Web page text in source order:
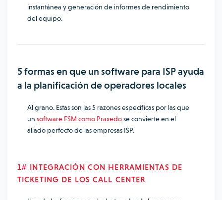
instantánea y generación de informes de rendimiento
del equipo.
5 formas en que un software para ISP ayuda
a la planificación de operadores locales
Al grano. Estas son las 5 razones específicas por las que
un software FSM como Praxedose convierte en el
aliado perfecto de las empresas ISP.
1# INTEGRACIÓN CON HERRAMIENTAS DE
TICKETING DE LOS CALL CENTER